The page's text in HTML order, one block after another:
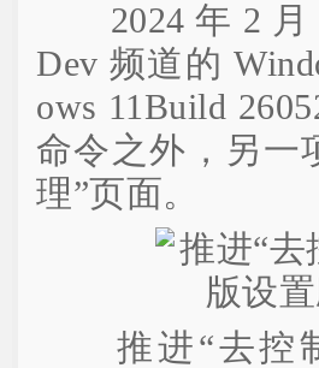
2024 年 2 月 9
Dev 频道的
ows 11Build
命令之外，另一
理”页面。
推进“去控制